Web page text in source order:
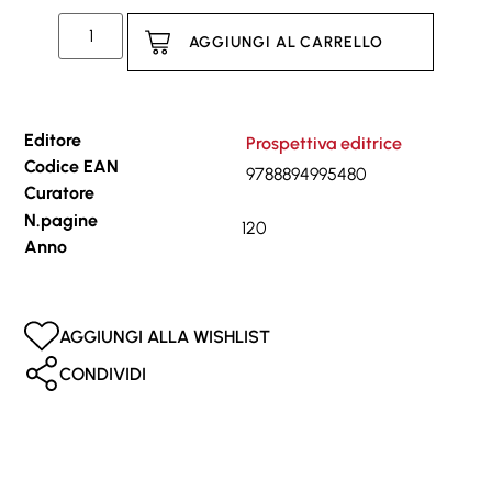
AGGIUNGI AL CARRELLO
Editore
Prospettiva editrice
Codice EAN
9788894995480
Curatore
N.pagine
120
Anno
AGGIUNGI ALLA WISHLIST
CONDIVIDI